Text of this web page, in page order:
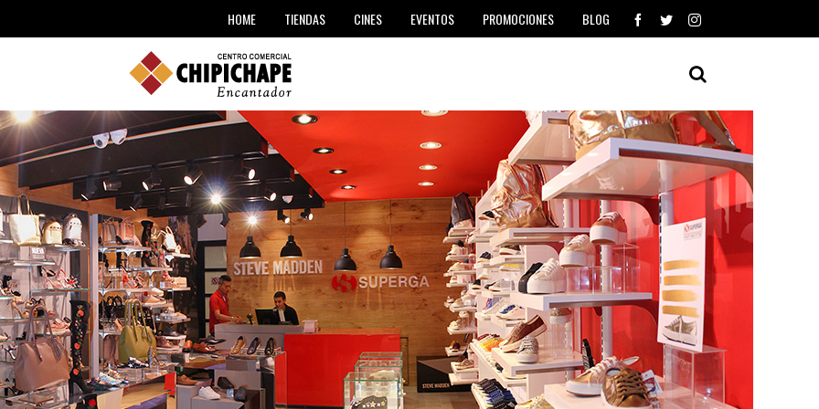
HOME TIENDAS CINES EVENTOS PROMOCIONES BLOG